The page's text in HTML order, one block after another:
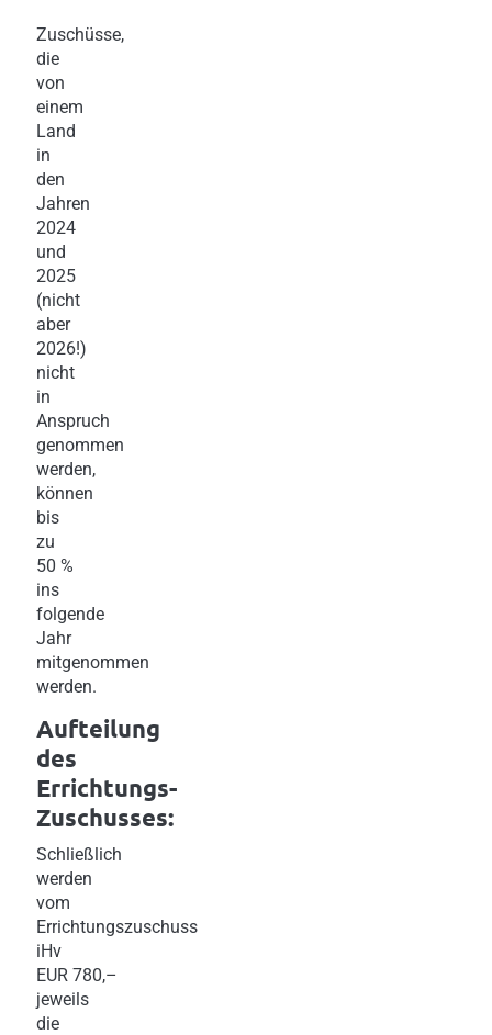
Zuschüsse,
die
von
einem
Land
in
den
Jahren
2024
und
2025
(nicht
aber
2026!)
nicht
in
Anspruch
genommen
werden,
können
bis
zu
50 %
ins
folgende
Jahr
mitgenommen
werden.
Aufteilung
des
Errichtungs-
Zuschusses:
Schließlich
werden
vom
Errichtungszuschuss
iHv
EUR 780,–
jeweils
die